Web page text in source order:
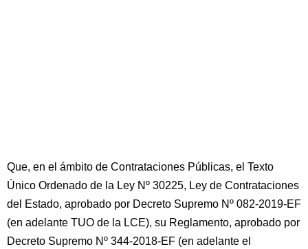
Que, en el ámbito de Contrataciones Públicas, el Texto
Único Ordenado de la Ley Nº 30225, Ley de Contrataciones
del Estado, aprobado por Decreto Supremo Nº 082-2019-EF
(en adelante TUO de la LCE), su Reglamento, aprobado por
Decreto Supremo Nº 344-2018-EF (en adelante el